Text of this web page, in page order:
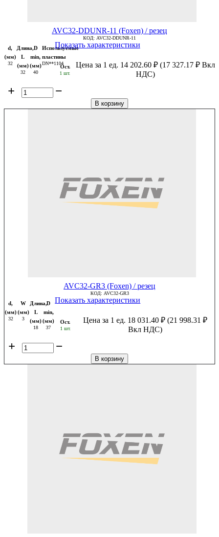
AVC32-DDUNR-11 (Foxen) / резец
КОД: AVC32-DDUNR-11
d,
(мм)
32
Длина,
L
(мм)
32
D
min,
(мм)
40
Используемые
пластины
DN**1104
Показать характеристики
Ост.
1 шт.
Цена за 1 ед. 14 202.60 ₽ (17 327.17 ₽Вкл
НДС)
+ −
В корзину
AVC32-GR3 (Foxen) / резец
КОД: AVC32-GR3
d,
(мм)
32
W
(мм)
3
Длина,
L
(мм)
18
D
min,
(мм)
37
Показать характеристики
Ост.
1 шт.
Цена за 1 ед. 18 031.40 ₽ (21 998.31 ₽
Вкл НДС)
+ −
В корзину